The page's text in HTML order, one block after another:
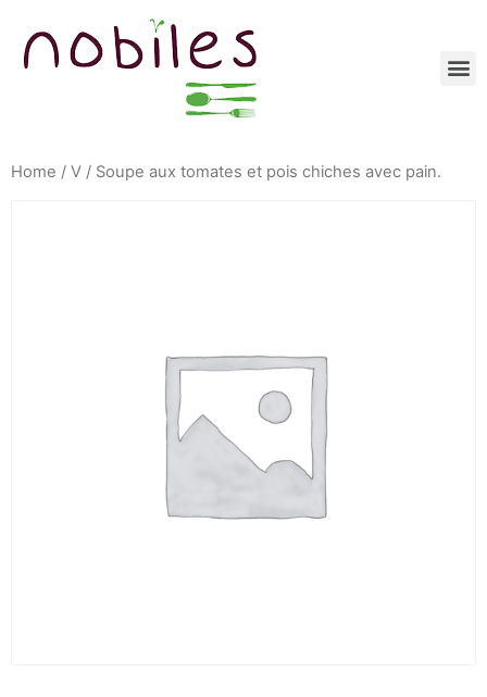
Home / V / Soupe aux tomates et pois chiches avec pain.